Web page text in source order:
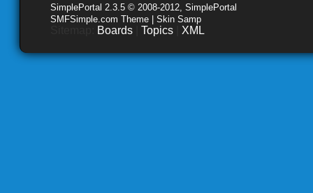
SimplePortal 2.3.5 © 2008-2012, SimplePortal
SMFSimple.com Theme | Skin Samp
Boards Topics XML